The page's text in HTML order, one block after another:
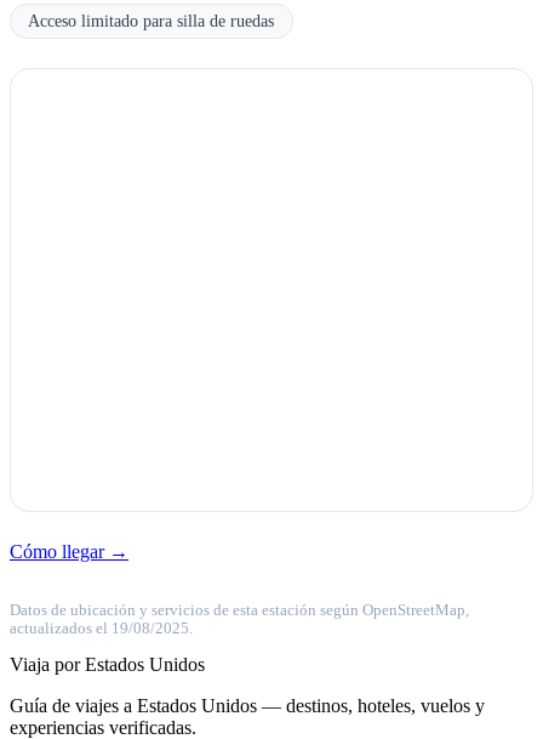
Acceso limitado para silla de ruedas
Cómo llegar →
Datos de ubicación y servicios de esta estación según OpenStreetMap,
actualizados el 19/08/2025.
Viaja por Estados Unidos
Guía de viajes a Estados Unidos — destinos, hoteles, vuelos y
experiencias verificadas.